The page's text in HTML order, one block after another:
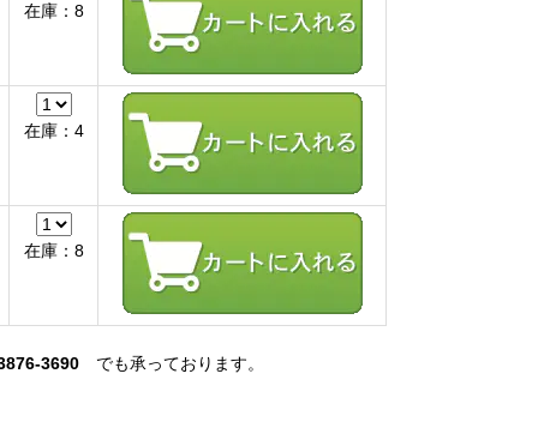
在庫：8
在庫：4
在庫：8
3690 でも承っております。